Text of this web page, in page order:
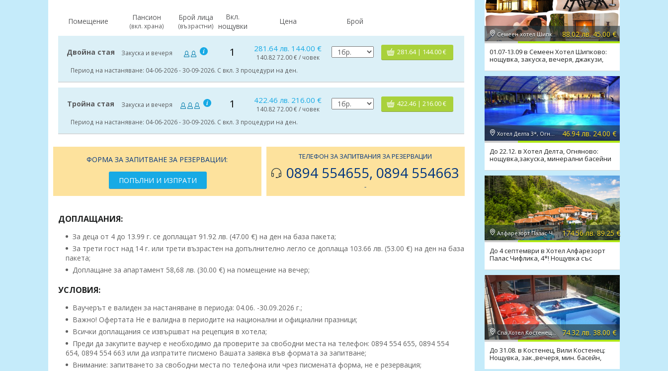
Помещение Пансион
(вкл. храна)
Брой лица
(възрастни)
Вкл.
нощувки
Цена Брой
Двойна стая Закуска и вечеря 1 281.64 лв. 144.00 €
140.82 72.00 € / човек
281.64 | 144.00 €
Период на настаняване: 04-06-2026 - 30-09-2026. С вкл. 3 процедури на ден.
Тройна стая Закуска и вечеря 1 422.46 лв. 216.00 €
140.82 72.00 € / човек
422.46 | 216.00 €
Период на настаняване: 04-06-2026 - 30-09-2026. С вкл. 3 процедури на ден.
ФОРМА ЗА ЗАПИТВАНЕ ЗА РЕЗЕРВАЦИИ:
ПОПЪЛНИ И ИЗПРАТИ
ТЕЛЕФОН ЗА ЗАПИТВАНИЯ ЗА РЕЗЕРВАЦИИ
0894 554655, 0894 554663
-
ДОПЛАЩАНИЯ:
За деца от 4 до 13.99 г. се доплащат 91.92 лв. (47.00 €) на ден на база пакета;
За трети гост над 14 г. или трети възрастен на допълнително легло се доплаща 103.66 лв. (53.00 €) на ден на база
пакета;
Доплащане за апартамент 58,68 лв. (30.00 €) на помещение на вечер;
УСЛОВИЯ:
Ваучерът е валиден за настаняване в периода: 04.06. -30.09.2026 г.;
Важно! Офертата Не е валидна в периодите на национални и официални празници;
Всички доплащания се извършват на рецепция в хотела;
Преди да закупите ваучер е необходимо да проверите за свободни места на телефон: 0894 554 655, 0894 554
654, 0894 554 663 или да изпратите писмено Вашата заявка във формата за запитване;
Внимание: запитването за свободни места по телефона или чрез писмената форма, не е резервация;
Семеен хотел Шипково 3*, с. Шипково 88.02 лв. 45.00 €
01.07-13.09 в Семеен Хотел Шипково:
нощувка, закуска, вечеря, джакузи,
сауна, мин. басейн
Хотел Делта 3*, Огняново 46.94 лв. 24.00 €
До 22.12. в Хотел Делта, Огняново:
нощувка,закуска, минерални басейни
Алфарезорт Палас Чифлика 4*, Чифлик 174.56 лв. 89.25 €
До 4 септември в Хотел Алфарезорт
Палас Чифлика, 4*! Нощувка със
закуска и вечеря,басейни
Спа Хотел Костенец 1*, Костенец 74.32 лв. 38.00 €
До 31.08. в Костенец, Вили Костенец:
Нощувка, зак.,вечеря, мин. басейн,